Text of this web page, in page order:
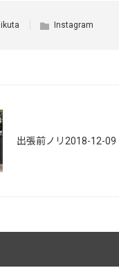
ikuta Instagram
出張前ノリ2018-12-09